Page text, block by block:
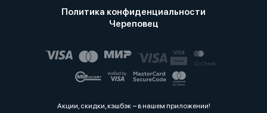
Политика конфиденциальности
Череповец
Акции, скидки, кэшбэк − в нашем приложении!